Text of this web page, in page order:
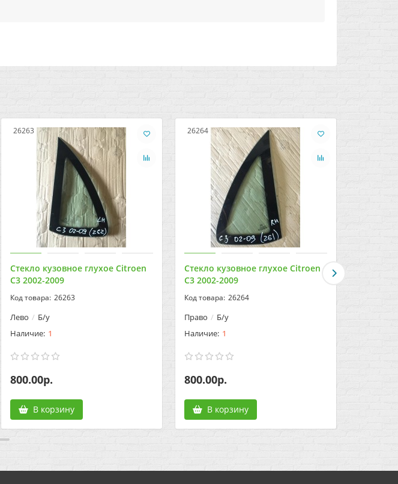
26263
Стекло кузовное глухое Citroen
C3 2002-2009
26263
Лево Б/у
1
800.00р.
В корзину
26264
Стекло кузовное глухое Citroen
C3 2002-2009
26264
Право Б/у
1
800.00р.
В корзину